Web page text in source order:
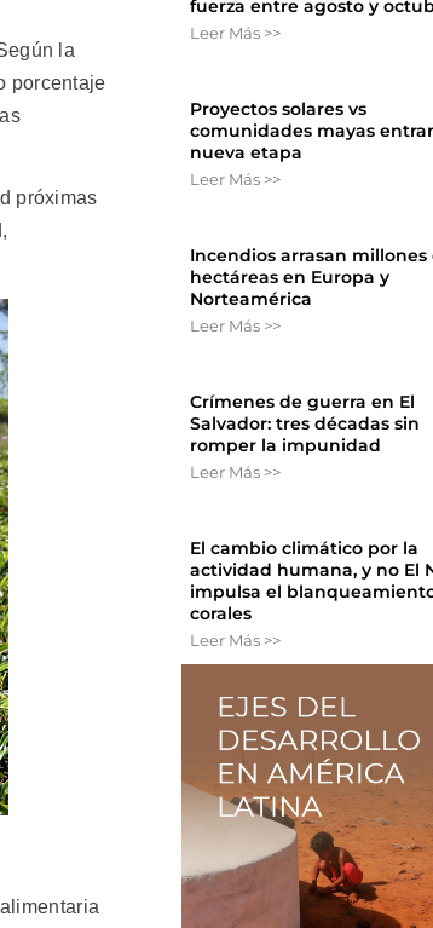
la
porcentaje
próximas
fuerza entre agosto y
Leer Más >>
Proyectos solares vs
comunidades mayas
nueva etapa
Leer Más >>
Incendios arrasan millones
hectáreas en Europa y
Norteamérica
Leer Más >>
Crímenes de guerra en El
Salvador: tres décadas sin
romper la impunidad
Leer Más >>
El cambio climático por la
actividad humana, y no El
impulsa el
corales
Leer Más >>